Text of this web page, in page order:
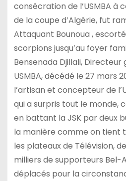
consécration de l’USMBA à
de la coupe d’Algérie, fut
Attaquant Bounoua ,
scorpions jusqu’au foyer
Bensenada Djillali, Directeur
USMBA, décédé le 27 mars
l’artisan et concepteur de
qui a surpris tout le monde,
en battant la JSK par deux
la manière comme on tient
les plateaux de Télévision,
milliers de supporteurs Bel-
déplacés pour la